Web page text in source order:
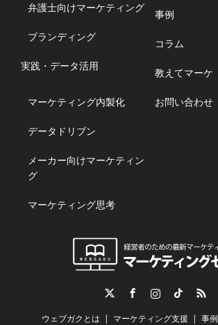
弁護士向けマーケティング
ブランディング
実践・データ活用
マーケティング内製化
データドリブン
メーカー向けマーケティン
グ
マーケティング思考
事例
コラム
教えてマーケ
お問い合わせ
InstagramTikTok RSS
ウェブガクとは マーケティング支援 事例